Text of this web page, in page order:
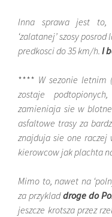
Inna sprawa jest to,
‘zalatanej’ szosy
predkosci do 35 km/h.I
**** W sezonie letnim
zostaje
zamieniaja sie w
asfaltowe trasy za
znajduja sie one
kierowcow jak plachta
Mimo to, nawet na
za przykladdroge do
jeszcze krotsza przez